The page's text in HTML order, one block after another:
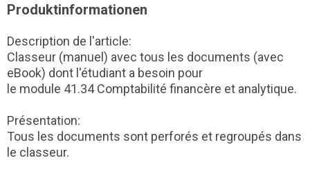
Produktinformationen
Description de l'article:
Classeur (manuel) avec tous les documents (avec
eBook) dont l'étudiant a besoin pour
le module 41.34 Comptabilité financère et analytique.
Présentation:
Tous les documents sont perforés et regroupés dans
le classeur.